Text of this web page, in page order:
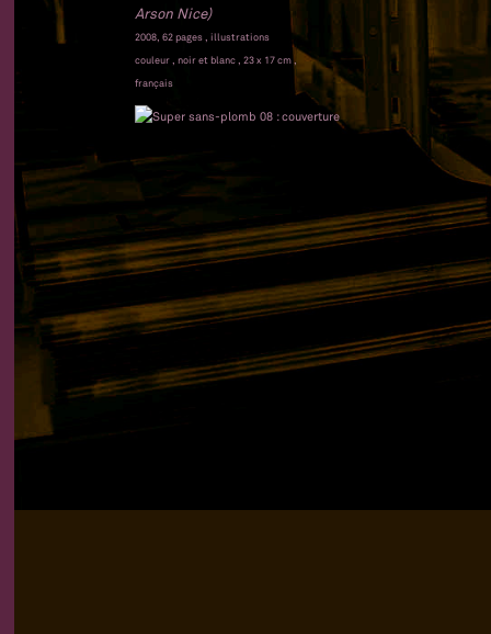
Arson Nice)
2008, 62 pages , illustrations
couleur , noir et blanc , 23 x 17 cm ,
français